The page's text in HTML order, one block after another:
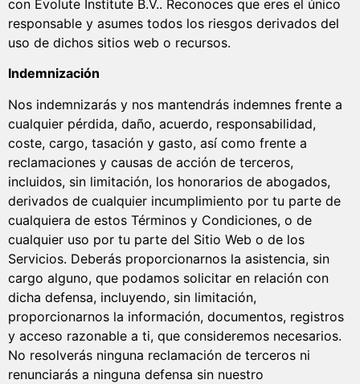
con Evolute Institute B.V.. Reconoces que eres el único
responsable y asumes todos los riesgos derivados del
uso de dichos sitios web o recursos.
Indemnización
Nos indemnizarás y nos mantendrás indemnes frente a
cualquier pérdida, daño, acuerdo, responsabilidad,
coste, cargo, tasación y gasto, así como frente a
reclamaciones y causas de acción de terceros,
incluidos, sin limitación, los honorarios de abogados,
derivados de cualquier incumplimiento por tu parte de
cualquiera de estos Términos y Condiciones, o de
cualquier uso por tu parte del Sitio Web o de los
Servicios. Deberás proporcionarnos la asistencia, sin
cargo alguno, que podamos solicitar en relación con
dicha defensa, incluyendo, sin limitación,
proporcionarnos la información, documentos, registros
y acceso razonable a ti, que consideremos necesarios.
No resolverás ninguna reclamación de terceros ni
renunciarás a ninguna defensa sin nuestro